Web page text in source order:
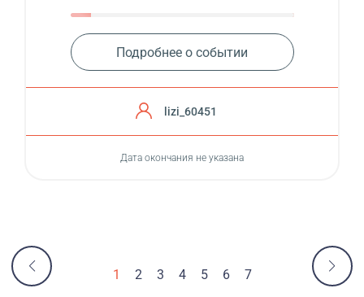
Подробнее о событии
lizi_60451
Дата окончания не указана
1 2 3 4 5 6 7